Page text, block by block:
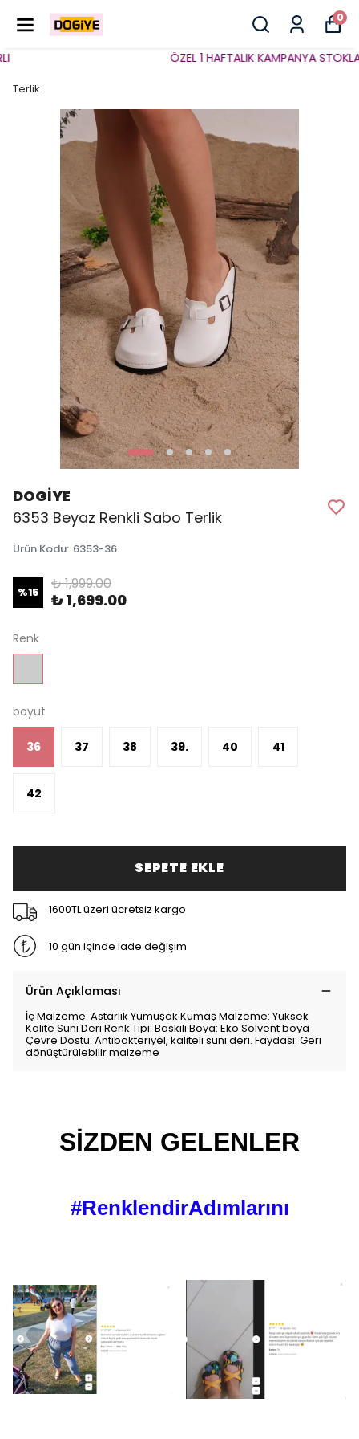
0
ÖZEL 1 HAFTALIK KAMPANYA
Terlik
DOGİYE
6353 Beyaz Renkli Sabo Terlik
Ürün Kodu: 6353-36
%15 ₺ 1,999.00
₺ 1,699.00
Renk
boyut
36 37 38 39. 40 41
42
SEPETE EKLE
1600TL üzeri ücretsiz kargo
10 gün içinde iade değişim
Ürün Açıklaması
İç Malzeme: Astarlık Yumuşak Kumaş Malzeme: Yüksek
Kalite Suni Deri Renk Tipi: Baskılı Boya: Eko Solvent boya
Çevre Dostu: Antibakteriyel, kaliteli suni deri. Faydası: Geri
dönüştürülebilir malzeme
SİZDEN GELENLER
#RenklendirAdımlarını